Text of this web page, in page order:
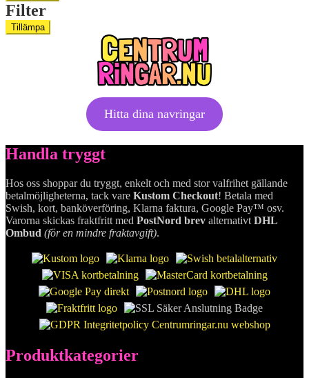
Filter
Tillämpa
Hitta dina navringar
Handla tryggt
Hos oss shoppar du tryggt, enkelt och med stor valfrihet gällande
betalmöjligheterna, tack vare Kustom Checkout! Betala med
Swish, kort, banköverföring, Klarna faktura, Google Pay™ osv.
Varorna skickas fraktfritt med PostNord brev alternativt DHL
Ombud (för en mindre fraktavgift).
Produktkategorier